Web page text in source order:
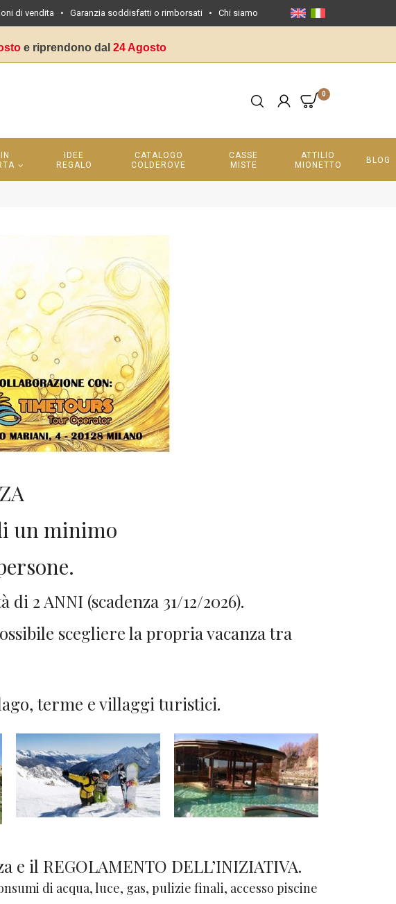
di vendita • Garanzia soddisfatti o rimborsati• Chi siamo
e riprendono dal 24 Agosto
0
IDEE
REGALO
CATALOGO
COLDEROVE
CASSE
MISTE
ATTILIO
MIONETTO
BLOG
un minimo
2 ANNI (scadenza 31/12/2026).
scegliere la propria vacanza tra
terme e villaggi turistici.
e il REGOLAMENTO DELL’INIZIATIVA.
di acqua, luce, gas, pulizie finali, accesso piscine